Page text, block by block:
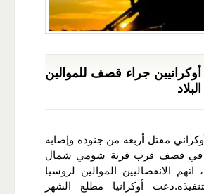
أوكرانيين جراء قصف للموالين
مقتل أربعة من جنوده وإصابة
في قصف قرب قرية شومي شمال
اتهم الانفصاليين الموالين لروسيا
أوكرانيا مطلع الشهر